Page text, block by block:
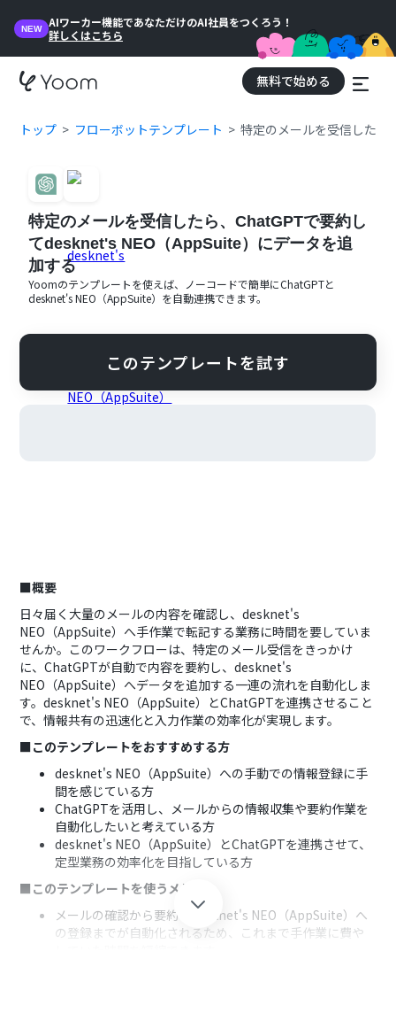
NEW
AIワーカー機能であなただけのAI社員をつくろう！
詳しくはこちら
無料で始める
トップ フローボットテンプレート 特定のメールを受信した
特定のメールを受信したら、ChatGPTで要約し
てdesknet's NEO（AppSuite）にデータを追
加する
Yoomのテンプレートを使えば、ノーコードで簡単にChatGPTと
desknet's NEO（AppSuite） を自動連携できます。
このテンプレートを試す
■概要
日々届く大量のメールの内容を確認し、desknet's
NEO（AppSuite）へ手作業で転記する業務に時間を要していま
せんか。このワークフローは、特定のメール受信をきっかけ
に、ChatGPTが自動で内容を要約し、desknet's
NEO（AppSuite）へデータを追加する一連の流れを自動化しま
す。desknet's NEO（AppSuite）とChatGPTを連携させること
で、情報共有の迅速化と入力作業の効率化が実現します。
■このテンプレートをおすすめする方
desknet's NEO（AppSuite）への手動での情報登録に手
間を感じている方
ChatGPTを活用し、メールからの情報収集や要約作業を
自動化したいと考えている方
desknet's NEO（AppSuite）とChatGPTを連携させて、
定型業務の効率化を目指している方
■このテンプレートを使うメリット
メールの確認から要約、desknet's NEO（AppSuite）へ
の登録までが自動化されるため、これまで手作業に費や